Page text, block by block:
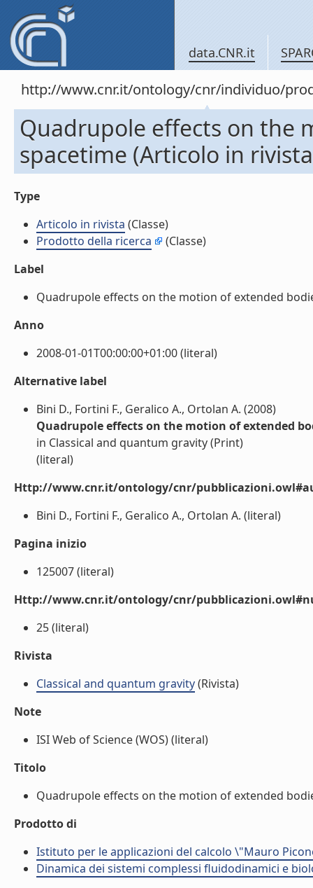
data.CNR.it
http://www.cnr.it/ontology/cnr/individuo/
Quadrupole effects on the
spacetime (Articolo in
Type
Articolo in rivista (Classe)
Prodotto della ricerca
(Classe)
Label
Quadrupole effects on the motion of extended
Anno
2008-01-01T00:00:00+01:00 (literal)
Alternative label
Bini D., Fortini F., Geralico A., Ortolan A. (2008)
Quadrupole effects on the motion of extended
in Classical and quantum gravity (Print)
(literal)
Http://www.cnr.it/ontology/cnr/
Bini D., Fortini F., Geralico A., Ortolan A. (literal)
Pagina inizio
125007 (literal)
Http://www.cnr.it/ontology/cnr/
25 (literal)
Rivista
Classical and quantum gravity(Rivista)
Note
ISI Web of Science (WOS) (literal)
Titolo
Quadrupole effects on the motion of extended
Prodotto di
Istituto per le applicazioni del calcolo \"Mauro
Dinamica dei sistemi complessi fluidodinamici e